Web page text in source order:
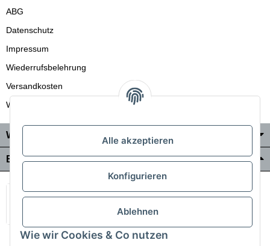
ABG
Datenschutz
Impressum
Wiederrufsbelehrung
Versandkosten
Wir liefern auch in die Schweiz
Wo Sie uns finden
Bezahlung & Versand
Alle akzeptieren
Konfigurieren
Ablehnen
Wie wir Cookies & Co nutzen